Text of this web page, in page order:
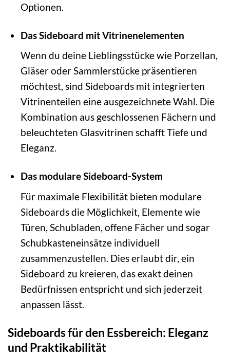
Optionen.
Das Sideboard mit Vitrinenelementen
Wenn du deine Lieblingsstücke wie Porzellan,
Gläser oder Sammlerstücke präsentieren
möchtest, sind Sideboards mit integrierten
Vitrinenteilen eine ausgezeichnete Wahl. Die
Kombination aus geschlossenen Fächern und
beleuchteten Glasvitrinen schafft Tiefe und
Eleganz.
Das modulare Sideboard-System
Für maximale Flexibilität bieten modulare
Sideboards die Möglichkeit, Elemente wie
Türen, Schubladen, offene Fächer und sogar
Schubkasteneinsätze individuell
zusammenzustellen. Dies erlaubt dir, ein
Sideboard zu kreieren, das exakt deinen
Bedürfnissen entspricht und sich jederzeit
anpassen lässt.
Sideboards für den Essbereich: Eleganz
und Praktikabilität